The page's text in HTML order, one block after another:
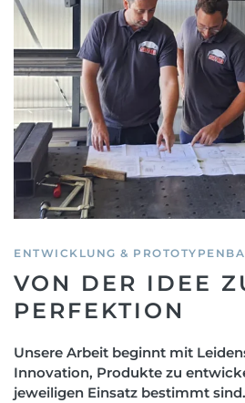
ENTWICKLUNG &
VON DER IDEE
PERFEKTION
Unsere Arbeit beginnt mit
Innovation, Produkte zu
jeweiligen Einsatz bestimmt